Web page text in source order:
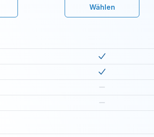
Wählen
Includedinessential
basic Includedinessential
basic Not includedinessential
basic Not includedinessential